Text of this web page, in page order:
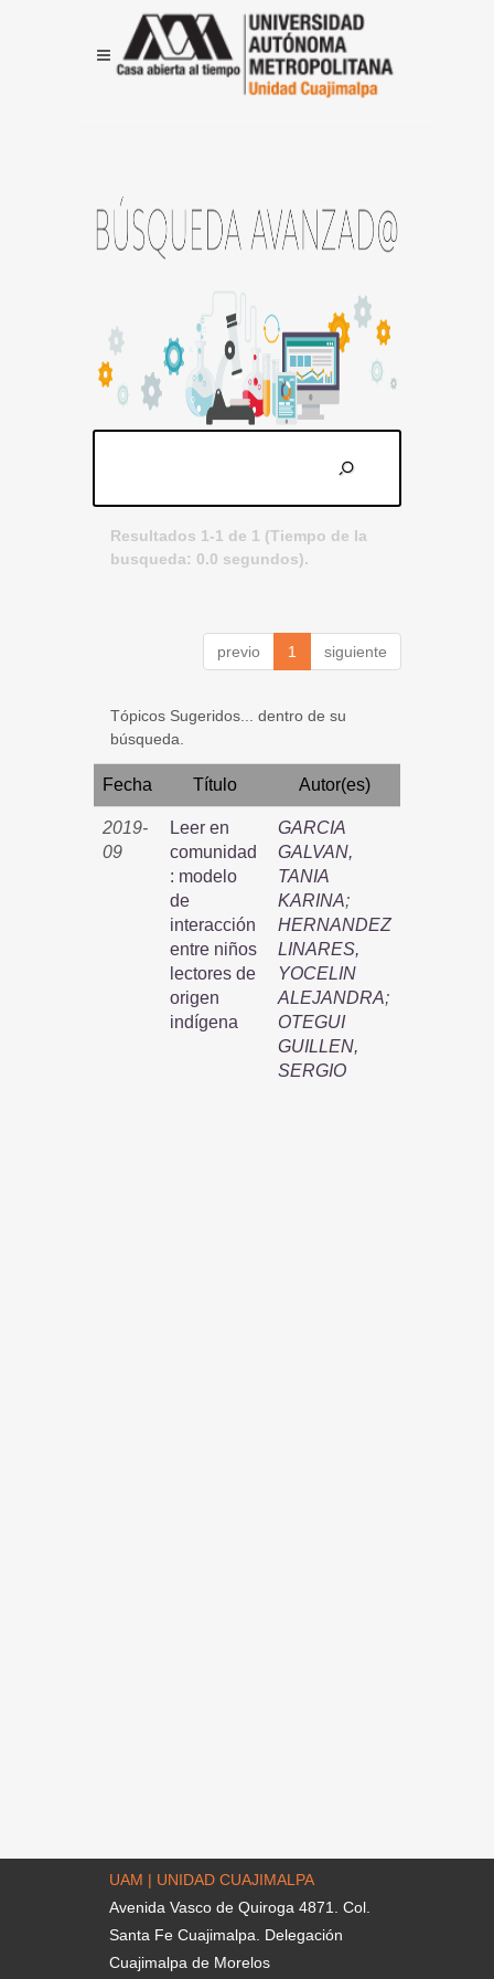
Resultados 1-1 de 1 (Tiempo de la
busqueda: 0.0 segundos).
previo 1 siguiente
Tópicos Sugeridos... dentro de su
búsqueda.
Fecha Título Autor(es)
2019-
09
Leer en
comunidad
: modelo
de
interacción
entre niños
lectores de
origen
indígena
GARCIA
GALVAN,
TANIA
KARINA;
HERNANDEZ
LINARES,
YOCELIN
ALEJANDRA;
OTEGUI
GUILLEN,
SERGIO
UAM | UNIDAD CUAJIMALPA
Avenida Vasco de Quiroga 4871. Col.
Santa Fe Cuajimalpa. Delegación
Cuajimalpa de Morelos